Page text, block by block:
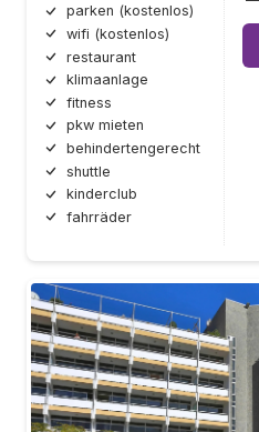
parken (kostenlos)
wifi (kostenlos)
restaurant
klimaanlage
fitness
pkw mieten
behindertengerecht
shuttle
kinderclub
fahrräder